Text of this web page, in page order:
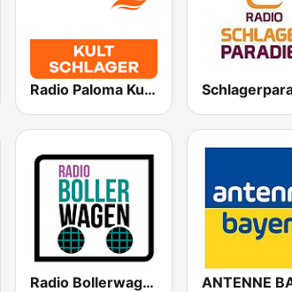
Radio Paloma Kultschlager
Radio Bollerwagen